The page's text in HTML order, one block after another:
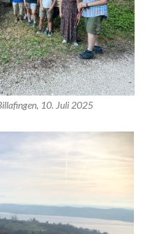
10. Juli 2025